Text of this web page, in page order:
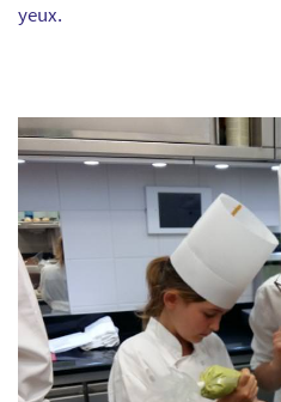
yeux.